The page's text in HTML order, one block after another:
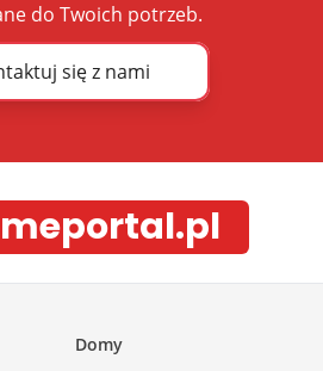
do Twoich potrzeb.
się z nami
Domy